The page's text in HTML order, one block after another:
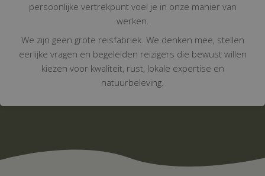
persoonlijke vertrekpunt voel je in onze manier van
werken.
We zijn geen grote reisfabriek. We denken mee, stellen
eerlijke vragen en begeleiden reizigers die bewust willen
kiezen voor kwaliteit, rust, lokale expertise en
natuurbeleving.